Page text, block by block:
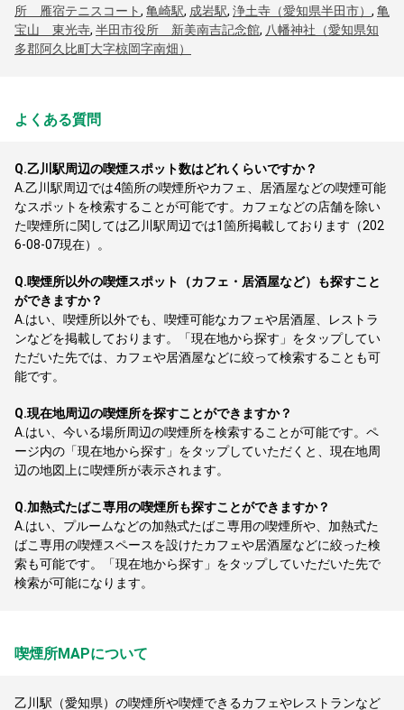
所 雁宿テニスコート, 亀崎駅, 成岩駅, 浄土寺（愛知県半田市） , 亀
宝山 東光寺, 半田市役所 新美南吉記念館, 八幡神社（愛知県知
多郡阿久比町大字椋岡字南畑）
よくある質問
Q.乙川駅周辺の喫煙スポット数はどれくらいですか？
A.乙川駅周辺では4箇所の喫煙所やカフェ、居酒屋などの喫煙可能
なスポットを検索することが可能です。カフェなどの店舗を除い
た喫煙所に関しては乙川駅周辺では1箇所掲載しております（202
6-08-07現在）。
Q.喫煙所以外の喫煙スポット（カフェ・居酒屋など）も探すこと
ができますか？
A. はい、喫煙所以外でも、喫煙可能なカフェや居酒屋、レストラ
ンなどを掲載しております。「現在地から探す」をタップしてい
ただいた先では、カフェや居酒屋などに絞って検索することも可
能です。
Q.現在地周辺の喫煙所を探すことができますか？
A. はい、今いる場所周辺の喫煙所を検索することが可能です。ペ
ージ内の「現在地から探す」をタップしていただくと、現在地周
辺の地図上に喫煙所が表示されます。
Q.加熱式たばこ専用の喫煙所も探すことができますか？
A. はい、プルームなどの加熱式たばこ専用の喫煙所や、加熱式た
ばこ専用の喫煙スペースを設けたカフェや居酒屋などに絞った検
索も可能です。「現在地から探す」をタップしていただいた先で
検索が可能になります。
喫煙所MAPについて
乙川駅（愛知県）の喫煙所や喫煙できるカフェやレストランなど